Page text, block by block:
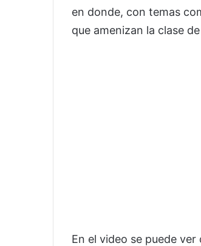
en donde, con temas
que amenizan la clase
En el video se puede